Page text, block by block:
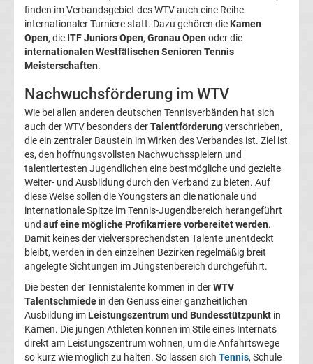
Conference
League
Erg.
Conference
League
Tabelle
Formel
Rennkalender
Transfergerüchte
finden im Verbandsgebiet des WTV auch eine Reihe
internationaler Turniere statt. Dazu gehören die Kamen
Open, die ITF Juniors Open, Gronau Open oder die
internationalen Westfälischen Senioren Tennis
Meisterschaften.
Nachwuchsförderung im WTV
Wie bei allen anderen deutschen Tennisverbänden hat sich
auch der WTV besonders derTalentförderungverschrieben,
die ein zentraler Baustein im Wirken des Verbandes ist. Ziel ist
es, den hoffnungsvollsten Nachwuchsspielern und
talentiertesten Jugendlichen eine bestmögliche und gezielte
Weiter- und Ausbildung durch den Verband zu bieten. Auf
diese Weise sollen die Youngsters an die nationale und
internationale Spitze im Tennis-Jugendbereich herangeführt
und auf eine mögliche Profikarriere vorbereitet werden.
Damit keines der vielversprechendsten Talente unentdeckt
bleibt, werden in den einzelnen Bezirken regelmäßig breit
angelegte Sichtungen im Jüngstenbereich durchgeführt.
Die besten der Tennistalente kommen in derWTV
Talentschmiede in den Genuss einer ganzheitlichen
Ausbildung im Leistungszentrum und Bundesstützpunkt in
Kamen. Die jungen Athleten können im Stile eines Internats
direkt am Leistungszentrum wohnen, um die Anfahrtswege
so kurz wie möglich zu halten. So lassen sich Tennis, Schule